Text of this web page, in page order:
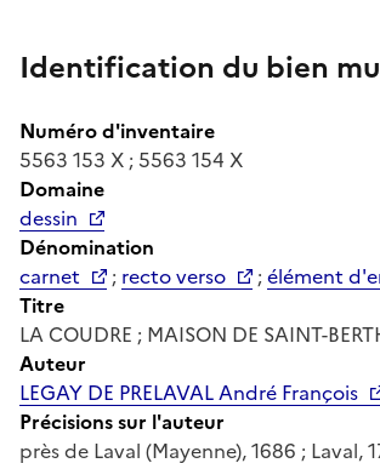
Identification du bien
Numéro d'inventaire
5563 153 X ; 5563 154 X
Domaine
dessin
Dénomination
carnet
; recto verso ;élément
Titre
LA COUDRE ; MAISON DE SAINT-
Auteur
LEGAY DE PRELAVAL André François
Précisions sur l'auteur
près de Laval (Mayenne), 1686 ; Laval,